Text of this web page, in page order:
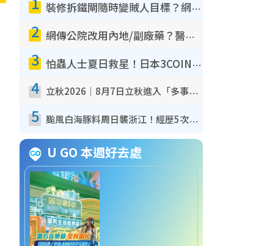
裝修拆鐵閘隨時變賊人目標？網民揭2大關鍵用途：裝新式等於白裝？附新舊鐵閘分別
2 網傳公院改用內地/副廠藥？醫生拆解正副廠分別 揭4類人換藥隨時出事
3 怕蟲人士夏日救星！日本3COINS爆紅驅蟲神器$45起 1招「全程免觸碰」輕鬆搞定小強
4 立秋2026｜8月7日立秋進入「多事之秋」 3件事唔做得！專家教6招開運 清枱頭／銀包納氣接好運
5 颱風白海豚料周日襲浙江！經歷5次「眼牆置換」極罕見 成登陸內地最長途颱風
U GO 本週好去處